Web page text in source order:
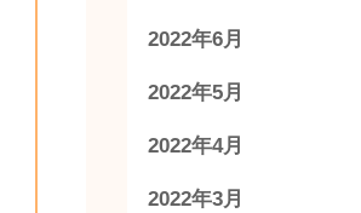
2022年6月
2022年5月
2022年4月
2022年3月